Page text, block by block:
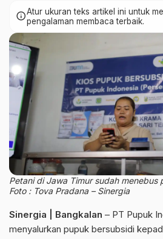
infoAtur ukuran teks artikel ini untuk
pengalaman membaca terbaik.
Petani di Jawa Timur sudah menebus
Foto : Tova Pradana – Sinergia
Sinergia | Bangkalan – PT Pupuk
menyalurkan pupuk bersubsidi